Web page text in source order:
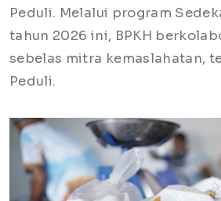
Peduli. Melalui program
tahun 2026 ini, BPKH
sebelas mitra kemaslahatan,
Peduli.